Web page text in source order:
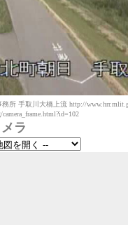
所 手取川大橋上流 http://
camera_frame.html?id=102
ラ